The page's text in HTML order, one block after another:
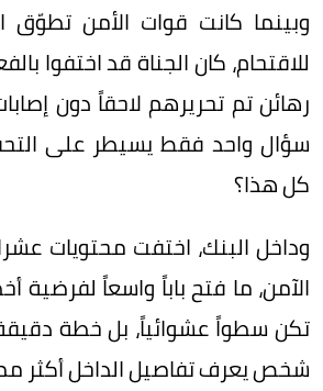
وبينما كانت قوات الأمن
للاقتحام، كان الجناة قد اختفوا
رهائن تم تحريرهم لاحقاً دون
سؤال واحد فقط يسيطر على
كل هذا؟
وداخل البنك، اختفت محتويات
الآمن، ما فتح باباً واسعاً لفرضية
تكن سطواً عشوائياً، بل خطة
شخص يعرف تفاصيل الداخل أكثر